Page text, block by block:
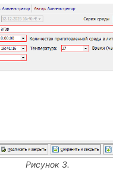
Рисунок 3.